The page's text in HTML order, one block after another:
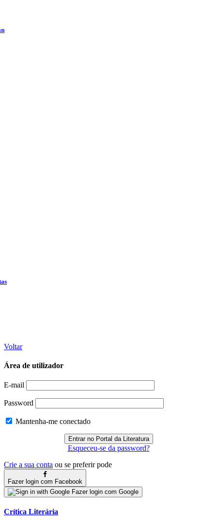
Voltar
Área de utilizador
E-mail
Password
Mantenha-me conectado
Esqueceu-se da password?
Crie a sua conta ou se preferir pode
Fazer login com Facebook
Fazer login com Google
Crítica Literária